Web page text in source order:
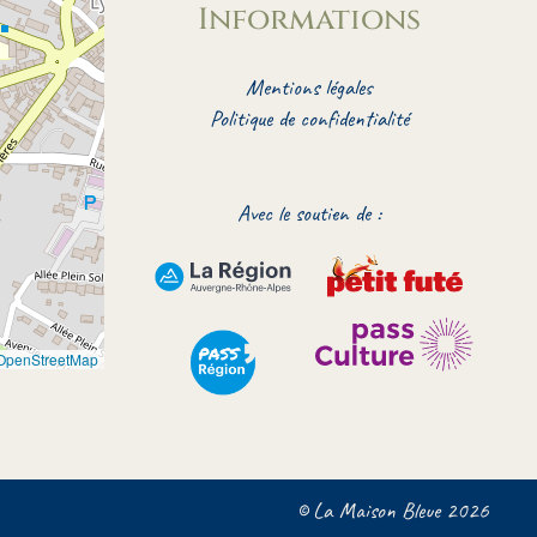
Informations
Mentions légales
Politique de confidentialité
Avec le soutien de :
© La Maison Bleue 2026